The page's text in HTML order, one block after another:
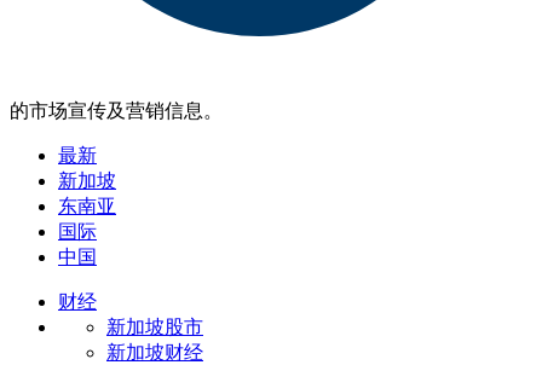
的市场宣传及营销信息。
最新
新加坡
东南亚
国际
中国
财经
新加坡股市
新加坡财经